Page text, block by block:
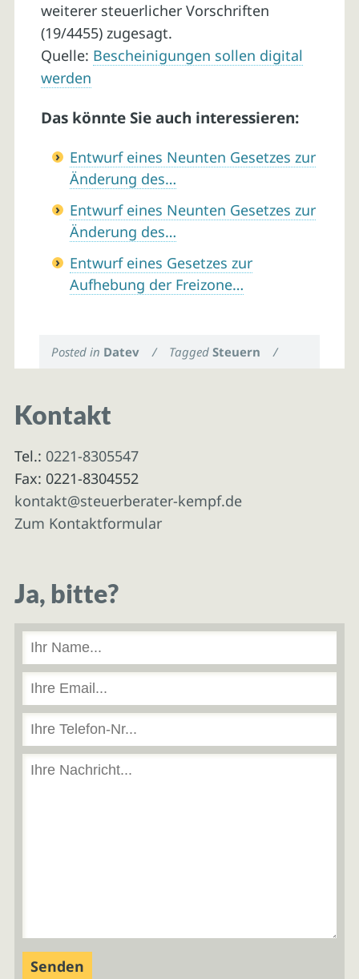
weiterer steuerlicher Vorschriften
(19/4455) zugesagt.
Quelle: Bescheinigungen sollen digital
werden
Das könnte Sie auch interessieren:
Entwurf eines Neunten Gesetzes zur
Änderung des…
Entwurf eines Neunten Gesetzes zur
Änderung des…
Entwurf eines Gesetzes zur
Aufhebung der Freizone…
Posted in Datev / TaggedSteuern /
Kontakt
Tel.: 0221-8305547
Fax: 0221-8304552
kontakt@steuerberater-kempf.de
Zum Kontaktformular
Ja, bitte?